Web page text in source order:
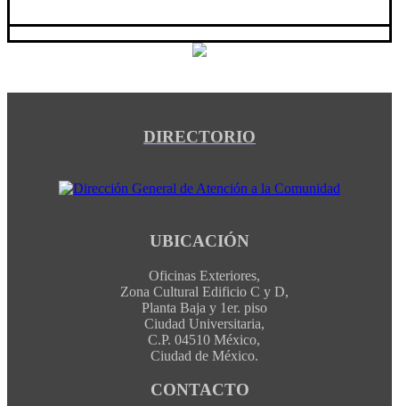
DIRECTORIO
UBICACIÓN
Oficinas Exteriores,
Zona Cultural Edificio C y D,
Planta Baja y 1er. piso
Ciudad Universitaria,
C.P. 04510 México,
Ciudad de México.
CONTACTO